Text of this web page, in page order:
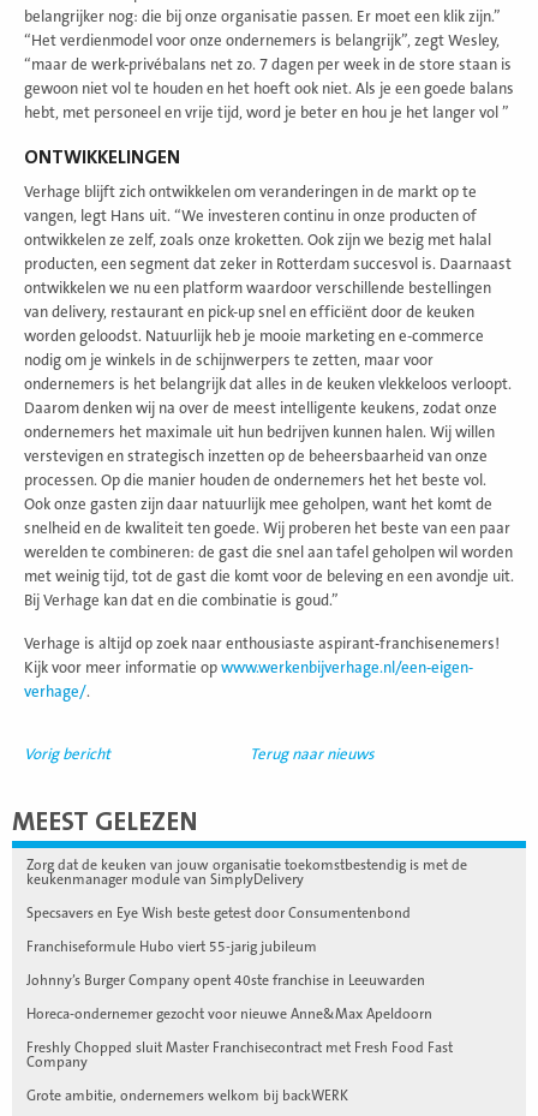
belangrijker nog: die bij onze organisatie passen. Er moet een klik zijn.”
“Het verdienmodel voor onze ondernemers is belangrijk”, zegt Wesley,
“maar de werk-privébalans net zo. 7 dagen per week in de store staan is
gewoon niet vol te houden en het hoeft ook niet. Als je een goede balans
hebt, met personeel en vrije tijd, word je beter en hou je het langer vol ”
ONTWIKKELINGEN
Verhage blijft zich ontwikkelen om veranderingen in de markt op te
vangen, legt Hans uit. “We investeren continu in onze producten of
ontwikkelen ze zelf, zoals onze kroketten. Ook zijn we bezig met halal
producten, een segment dat zeker in Rotterdam succesvol is. Daarnaast
ontwikkelen we nu een platform waardoor verschillende bestellingen
van delivery, restaurant en pick-up snel en efficiënt door de keuken
worden geloodst. Natuurlijk heb je mooie marketing en e-commerce
nodig om je winkels in de schijnwerpers te zetten, maar voor
ondernemers is het belangrijk dat alles in de keuken vlekkeloos verloopt.
Daarom denken wij na over de meest intelligente keukens, zodat onze
ondernemers het maximale uit hun bedrijven kunnen halen. Wij willen
verstevigen en strategisch inzetten op de beheersbaarheid van onze
processen. Op die manier houden de ondernemers het het beste vol.
Ook onze gasten zijn daar natuurlijk mee geholpen, want het komt de
snelheid en de kwaliteit ten goede. Wij proberen het beste van een paar
werelden te combineren: de gast die snel aan tafel geholpen wil worden
met weinig tijd, tot de gast die komt voor de beleving en een avondje uit.
Bij Verhage kan dat en die combinatie is goud.”
Verhage is altijd op zoek naar enthousiaste aspirant-franchisenemers!
Kijk voor meer informatie op www.werkenbijverhage.nl/een-eigen-
verhage/.
Vorig bericht Terug naar nieuws
MEEST GELEZEN
Zorg dat de keuken van jouw organisatie toekomstbestendig is met de
keukenmanager module van SimplyDelivery
Specsavers en Eye Wish beste getest door Consumentenbond
Franchiseformule Hubo viert 55-jarig jubileum
Johnny’s Burger Company opent 40ste franchise in Leeuwarden
Horeca-ondernemer gezocht voor nieuwe Anne&Max Apeldoorn
Freshly Chopped sluit Master Franchisecontract met Fresh Food Fast
Company
Grote ambitie, ondernemers welkom bij backWERK